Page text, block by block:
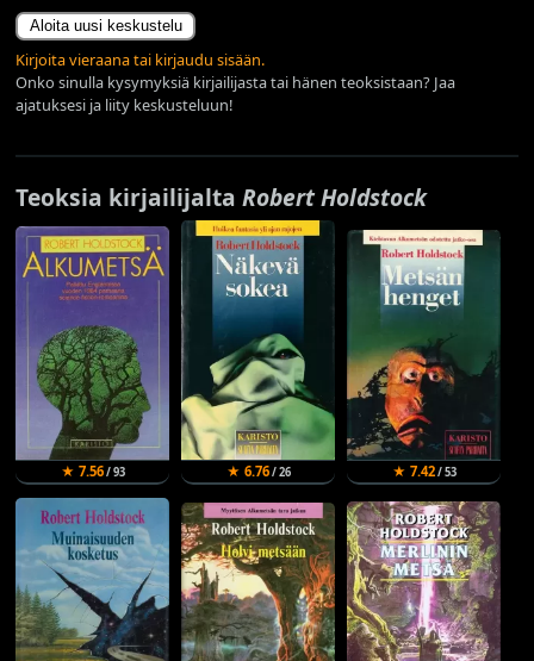
Aloita uusi keskustelu
Kirjoita vieraana tai kirjaudu sisään.
Onko sinulla kysymyksiä kirjailijasta tai hänen teoksistaan? Jaa
ajatuksesi ja liity keskusteluun!
Teoksia kirjailijaltaRobert Holdstock
★ 7.56/ 93 ★ 6.76/ 26 ★ 7.42/ 53